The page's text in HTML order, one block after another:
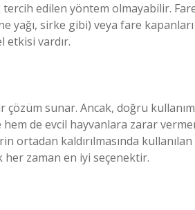
edilen yöntem olmayabilir.
sirke gibi) veya fare
etkisi vardır.
sunar. Ancak, doğru
de evcil hayvanlara zarar
ortadan kaldırılmasında
her zaman en iyi seçenektir.